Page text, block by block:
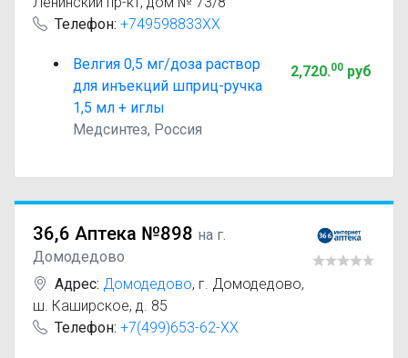
Телефон: +749598833XX
Велгия 0,5 мг/доза раствор
для инъекций шприц-ручка
1,5 мл + иглы
Медсинтез, Россия
2,720.00руб
36,6 Аптека №898 на г.
Домодедово
Адрес: Домодедово, г. Домодедово,
ш. Каширское, д. 85
Телефон: +7(499)653-62-XX